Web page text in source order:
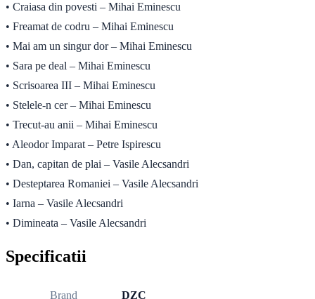
• Craiasa din povesti – Mihai Eminescu
• Freamat de codru – Mihai Eminescu
• Mai am un singur dor – Mihai Eminescu
• Sara pe deal – Mihai Eminescu
• Scrisoarea III – Mihai Eminescu
• Stelele-n cer – Mihai Eminescu
• Trecut-au anii – Mihai Eminescu
• Aleodor Imparat – Petre Ispirescu
• Dan, capitan de plai – Vasile Alecsandri
• Desteptarea Romaniei – Vasile Alecsandri
• Iarna – Vasile Alecsandri
• Dimineata – Vasile Alecsandri
Specificatii
Brand DZC